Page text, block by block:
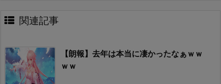
関連記事
【朗報】去年は本当に凄かったなぁｗｗ
ｗｗ